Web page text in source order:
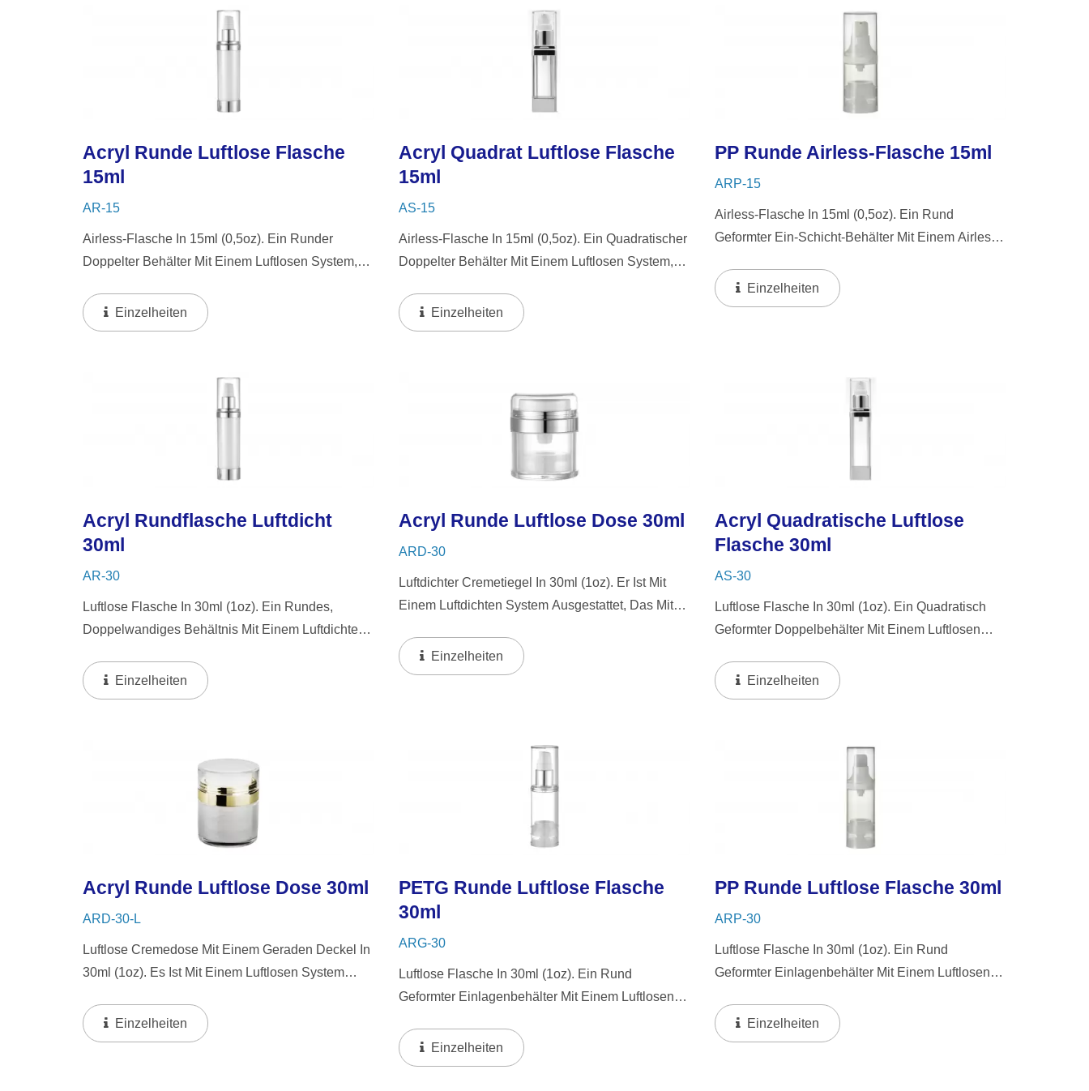
Acryl Runde Luftlose Flasche
15ml
AR-15
Airless-Flasche In 15ml (0,5oz). Ein Runder
Doppelter Behälter Mit Einem Luftlosen System,
Glänzenden Aluminiumkomponenten Kombiniert.
Das Luftlose Design...
Einzelheiten
Acryl Quadrat Luftlose Flasche
15ml
AS-15
Airless-Flasche In 15ml (0,5oz). Ein Quadratischer
Doppelter Behälter Mit Einem Luftlosen System,
Glänzenden Aluminiumkomponenten Kombiniert.
Das Luftlose...
Einzelheiten
PP Runde Airless-Flasche 15ml
ARP-15
Airless-Flasche In 15ml (0,5oz). Ein Rund
Geformter Ein-Schicht-Behälter Mit Einem Airless
Design Aufweist. Das Airless Design Sorgt Für
Hygienische Und Luftdichte...
Einzelheiten
Acryl Rundflasche Luftdicht
30ml
AR-30
Luftlose Flasche In 30ml (1oz). Ein Rundes,
Doppelwandiges Behältnis Mit Einem Luftdichten
Design Mit Glänzenden Aluminiumkomponenten
Kombiniert. Das Luftlose...
Einzelheiten
Acryl Runde Luftlose Dose 30ml
ARD-30
Luftdichter Cremetiegel In 30ml (1oz). Er Ist Mit
Einem Luftdichten System Ausgestattet, Das Mit
System Gibt Eine Kleine Menge Des Inhalts Auf
Die Oberfläche...
Einzelheiten
Acryl Quadratische Luftlose
Flasche 30ml
AS-30
Luftlose Flasche In 30ml (1oz). Ein Quadratisch
Geformter Doppelbehälter Mit Einem Luftlosen
Design Mit Glänzenden Aluminiumkomponenten
Aufweist. Das Luftlose...
Einzelheiten
Acryl Runde Luftlose Dose 30ml
ARD-30-L
Luftlose Cremedose Mit Einem Geraden Deckel In
30ml (1oz). Es Ist Mit Einem Luftlosen System
Funktioniert. Dieses System Gibt Eine Kleine
Menge Des Produkts Auf Die Oberfläche...
Einzelheiten
PETG Runde Luftlose Flasche
30ml
ARG-30
Luftlose Flasche In 30ml (1oz). Ein Rund
Geformter Einlagenbehälter Mit Einem Luftlosen
Mit Glänzenden Aluminiumkomponenten
Akzentuiert. Das Luftlose Design...
Einzelheiten
PP Runde Luftlose Flasche 30ml
ARP-30
Luftlose Flasche In 30ml (1oz). Ein Rund
Geformter Einlagenbehälter Mit Einem Luftlosen
Design Aufweist. Das Luftlose Design Sorgt Für
Hygienische Und Luftdichte...
Einzelheiten